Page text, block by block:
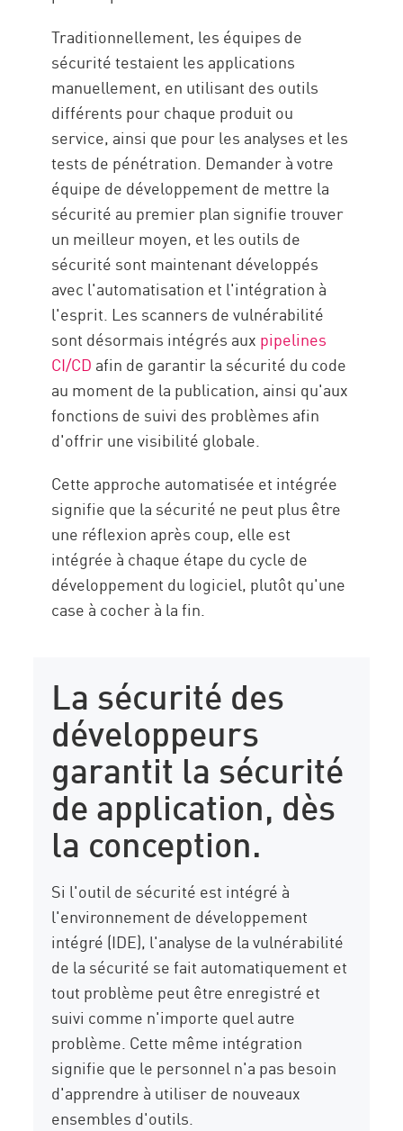
Traditionnellement, les équipes de
sécurité testaient les applications
manuellement, en utilisant des outils
différents pour chaque produit ou
service, ainsi que pour les analyses et les
tests de pénétration. Demander à votre
équipe de développement de mettre la
sécurité au premier plan signifie trouver
un meilleur moyen, et les outils de
sécurité sont maintenant développés
avec l'automatisation et l'intégration à
l'esprit. Les scanners de vulnérabilité
sont désormais intégrés aux pipelines
CI/CD afin de garantir la sécurité du code
au moment de la publication, ainsi qu'aux
fonctions de suivi des problèmes afin
d'offrir une visibilité globale.
Cette approche automatisée et intégrée
signifie que la sécurité ne peut plus être
une réflexion après coup, elle est
intégrée à chaque étape du cycle de
développement du logiciel, plutôt qu'une
case à cocher à la fin.
La sécurité des
développeurs
garantit la sécurité
de application, dès
la conception.
Si l'outil de sécurité est intégré à
l'environnement de développement
intégré (IDE), l'analyse de la vulnérabilité
de la sécurité se fait automatiquement et
tout problème peut être enregistré et
suivi comme n'importe quel autre
problème. Cette même intégration
signifie que le personnel n'a pas besoin
d'apprendre à utiliser de nouveaux
ensembles d'outils.